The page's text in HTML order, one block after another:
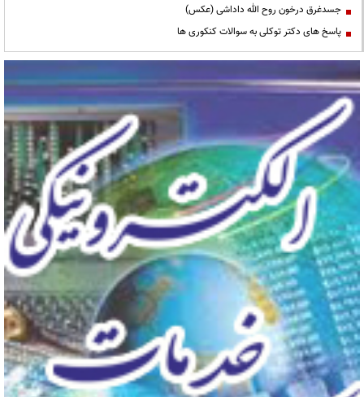
جسدغرق درخون روح الله داداشی (عکس)
پاسخ های دکتر توکلی به سوالات کنکوری ها